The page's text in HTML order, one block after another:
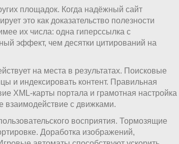
площадок. Когда надёжный сайт
это как доказательство полезности
их числа: одна гиперссылка с
эффект, чем десятки цитирований на
на места в результатах. Поисковые
и индексировать контент. Правильная
XML-карты портала и грамотная настройка
взаимодействие с движками.
восприятия. Тормозящие
Доработка изображений,